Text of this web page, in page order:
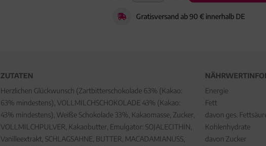
Gratisversand ab 90 € innerhalb DE
ZUTATEN
Herzlichen Glückwunsch (Zartbitterschokolade 63% (Kakao:
63% mindestens), VOLLMILCHSCHOKOLADE 43% (Kakao:
43% mindestens), Weiße Schokolade 33%, Kakaomasse, Zucker,
VOLLMILCHPULVER, Kakaobutter, Emulgator: SOJALECITHIN,
Vanilleextrakt, SCHLAGSAHNE, BUTTER, MACADAMIANUSS,
Energie
Fett
davon ges.
Kohlenhydrate
davon Zucker